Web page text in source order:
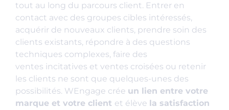
tout au long du parcours client. Entrer en
contact avec des groupes cibles intéressés,
acquérir de nouveaux clients, prendre soin des
clients existants, répondre à des questions
techniques complexes, faire des
ventes incitatives et ventes croisées ou retenir
les clients ne sont que quelques-unes des
possibilités. WEngage crée un lien entre votre
marque et votre client et élève la satisfaction